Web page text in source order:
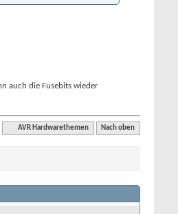
auch die Fusebits wieder
AVR Hardwarethemen Nach oben